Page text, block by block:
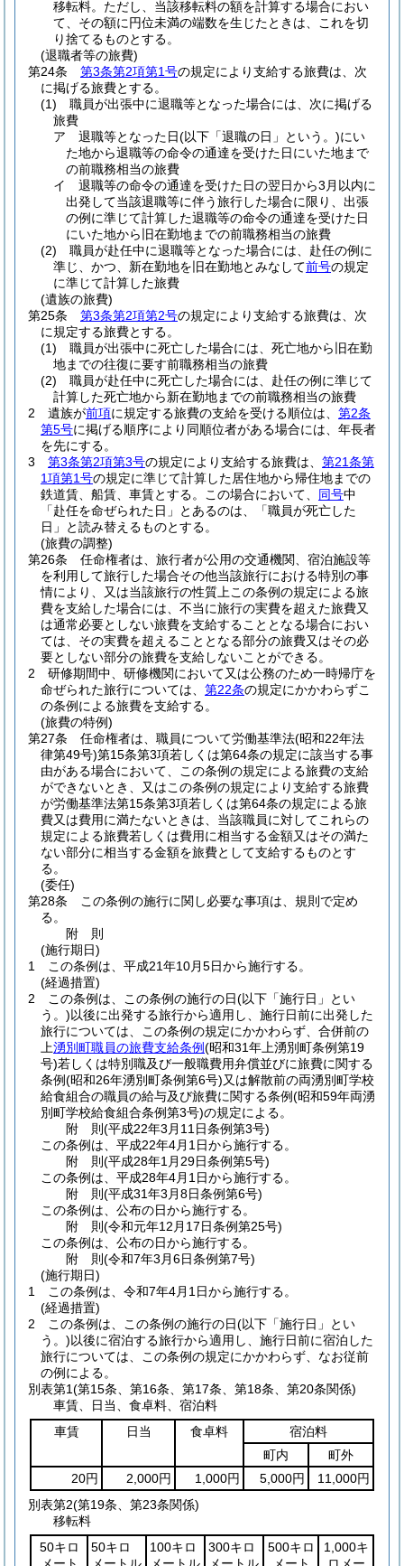
移転料。 ただし、当該移転料の額を計算する場合におい
て、その額に円位未満の端数を生じたときは、これを切
り捨てるものとする。
(退職者等の旅費)
第24条
第3条第2項第1号の規定により支給する旅費は、次
に掲げる旅費とする。
(1)
職員が出張中に退職等となった場合には、次に掲げる
旅費
ア
退職等となった日(以下「退職の日」という。)にい
た地から退職等の命令の通達を受けた日にいた地まで
の前職務相当の旅費
イ
退職等の命令の通達を受けた日の翌日から3月以内に
出発して当該退職等に伴う旅行した場合に限り、出張
の例に準じて計算した退職等の命令の通達を受けた日
にいた地から旧在勤地までの前職務相当の旅費
(2)
職員が赴任中に退職等となった場合には、赴任の例に
準じ、かつ、新在勤地を旧在勤地とみなして前号の規定
に準じて計算した旅費
(遺族の旅費)
第25条
第3条第2項第2号の規定により支給する旅費は、次
に規定する旅費とする。
(1)
職員が出張中に死亡した場合には、死亡地から旧在勤
地までの往復に要す前職務相当の旅費
(2)
職員が赴任中に死亡した場合には、赴任の例に準じて
計算した死亡地から新在勤地までの前職務相当の旅費
2
遺族が前項に規定する旅費の支給を受ける順位は、 第2条
第5号に掲げる順序により同順位者がある場合には、年長者
を先にする。
3
第3条第2項第3号の規定により支給する旅費は、 第21条第
1項第1号の規定に準じて計算した居住地から帰住地までの
鉄道賃、船賃、車賃とする。
この場合において、 同号中
「赴任を命ぜられた日」とあるのは、「職員が死亡した
日」と読み替えるものとする。
(旅費の調整)
第26条
任命権者は、旅行者が公用の交通機関、宿泊施設等
を利用して旅行した場合その他当該旅行における特別の事
情により、又は当該旅行の性質上この条例の規定による旅
費を支給した場合には、不当に旅行の実費を超えた旅費又
は通常必要としない旅費を支給することとなる場合におい
ては、その実費を超えることとなる部分の旅費又はその必
要としない部分の旅費を支給しないことができる。
2
研修期間中、研修機関において又は公務のため一時帰庁を
命ぜられた旅行については、 第22条の規定にかかわらずこ
の条例による旅費を支給する。
(旅費の特例)
第27条
任命権者は、職員について労働基準法(昭和22年法
律第49号)第15条第3項若しくは第64条の規定に該当する事
由がある場合において、この条例の規定による旅費の支給
ができないとき、又はこの条例の規定により支給する旅費
が労働基準法第15条第3項若しくは第64条の規定による旅
費又は費用に満たないときは、当該職員に対してこれらの
規定による旅費若しくは費用に相当する金額又はその満た
ない部分に相当する金額を旅費として支給するものとす
る。
(委任)
第28条
この条例の施行に関し必要な事項は、規則で定め
る。
附 則
(施行期日)
1
この条例は、平成21年10月5日から施行する。
(経過措置)
2
この条例は、この条例の施行の日(以下「施行日」とい
う。)以後に出発する旅行から適用し、施行日前に出発した
旅行については、この条例の規定にかかわらず、合併前の
上湧別町職員の旅費支給条例(昭和31年上湧別町条例第19
号)若しくは特別職及び一般職費用弁償並びに旅費に関する
条例(昭和26年湧別町条例第6号)又は解散前の両湧別町学校
給食組合の職員の給与及び旅費に関する条例(昭和59年両湧
別町学校給食組合条例第3号)の規定による。
附 則(平成22年3月11日条例第3号)
この条例は、平成22年4月1日から施行する。
附 則(平成28年1月29日条例第5号)
この条例は、平成28年4月1日から施行する。
附 則(平成31年3月8日条例第6号)
この条例は、公布の日から施行する。
附 則(令和元年12月17日条例第25号)
この条例は、公布の日から施行する。
附 則(令和7年3月6日条例第7号)
(施行期日)
1
この条例は、令和7年4月1日から施行する。
(経過措置)
2
この条例は、この条例の施行の日(以下「施行日」とい
う。)以後に宿泊する旅行から適用し、施行日前に宿泊した
旅行については、この条例の規定にかかわらず、なお従前
の例による。
別表第1(第15条、第16条、第17条、第18条、第20条関係)
車賃、日当、食卓料、宿泊料
車賃
日当 食卓料
宿泊料
町内
町外
20円
2,000円 1,000円 5,000円
11,000円
別表第2(第19条、第23条関係)
移転料
50キロ
50キロ
100キロ
300キロ
500キロ
1,000キ